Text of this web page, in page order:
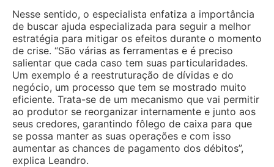
Nesse sentido, o especialista enfatiza a importância
de buscar ajuda especializada para seguir a melhor
estratégia para mitigar os efeitos durante o momento
de crise. “São várias as ferramentas e é preciso
salientar que cada caso tem suas particularidades.
Um exemplo é a reestruturação de dívidas e do
negócio, um processo que tem se mostrado muito
eficiente. Trata-se de um mecanismo que vai permitir
ao produtor se reorganizar internamente e junto aos
seus credores, garantindo fôlego de caixa para que
se possa manter as suas operações e com isso
aumentar as chances de pagamento dos débitos”,
explica Leandro.